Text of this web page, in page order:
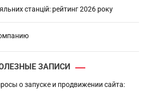
станцій: рейтинг 2026 року
ЗАПИСИ
о запуске и продвижении сайта: